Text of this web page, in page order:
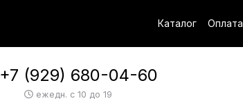
Каталог Оплата
+7 (929) 680-04-60
ежедн. с 10 до 19